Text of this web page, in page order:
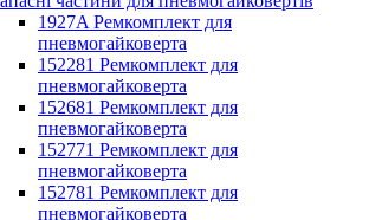
1927A Ремкомплект для
пневмогайковерта
152281 Ремкомплект для
пневмогайковерта
152681 Ремкомплект для
пневмогайковерта
152771 Ремкомплект для
пневмогайковерта
152781 Ремкомплект для
пневмогайковерта